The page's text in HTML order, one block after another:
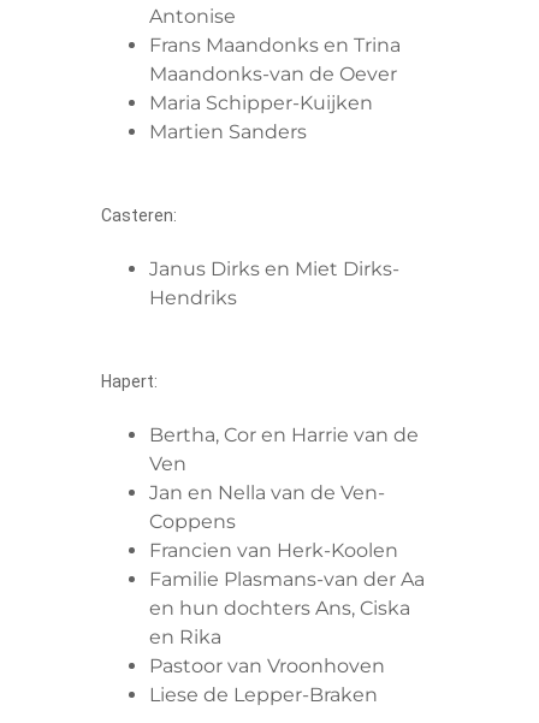
Antonise
Frans Maandonks en Trina
Maandonks-van de Oever
Maria Schipper-Kuijken
Martien Sanders
Casteren:
Janus Dirks en Miet Dirks-
Hendriks
Hapert:
Bertha, Cor en Harrie van de
Ven
Jan en Nella van de Ven-
Coppens
Francien van Herk-Koolen
Familie Plasmans-van der Aa
en hun dochters Ans, Ciska
en Rika
Pastoor van Vroonhoven
Liese de Lepper-Braken